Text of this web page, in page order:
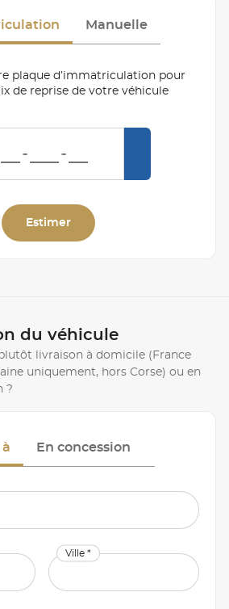
Manuelle
plaque d’immatriculation pour
de reprise de votre véhicule
Estimer
du véhicule
livraison à domicile (France
uniquement, hors Corse) ou en
?
à En concession
Ville *